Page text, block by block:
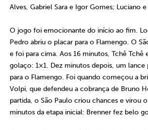
Alves, Gabriel Sara e Igor Gomes; Luciano
O jogo foi emocionante do início ao fim.
Pedro abriu o placar para o Flamengo. O
e foi para cima. Aos 16 minutos, Tchê
golaço: 1×1. Dez minutos depois, um
para o Flamengo. Foi quando começou a
Volpi, que defendeu a cobrança de Bruno
partida, o São Paulo criou chances e virou
minutos da etapa inicial: Brenner fez belo